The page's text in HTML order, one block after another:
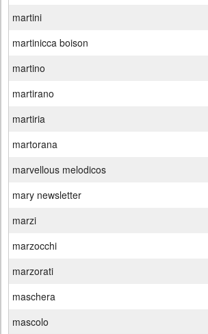
martini
martinicca boison
martino
martirano
martiria
martorana
marvellous melodicos
mary newsletter
marzi
marzocchi
marzorati
maschera
mascolo